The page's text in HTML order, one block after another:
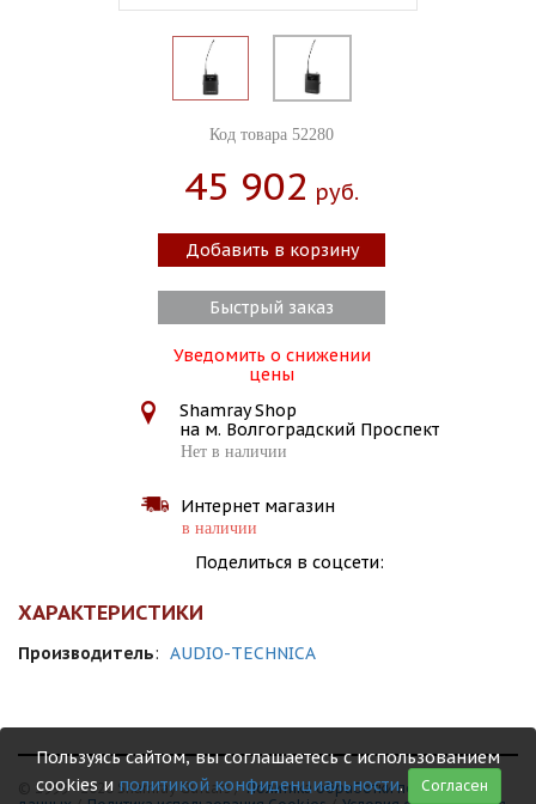
Код товара 52280
45 902 Руб.
Добавить в корзину
Быстрый заказ
Уведомить о снижении
цены
Shamray Shop
на м. Волгоградский Проспект
Нет в наличии
Интернет магазин
в наличии
Поделиться в соцсети:
ХАРАКТЕРИСТИКИ
Производитель: AUDIO-TECHNICA
© 1999 - 2026 Shamray Guitars /Политика обработки персональных
Пользуясь сайтом, вы соглашаетесь с использованием
cookies и политикой конфиденциальности. Согласен